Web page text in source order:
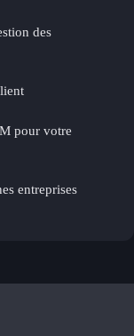
des
pour votre
entreprises